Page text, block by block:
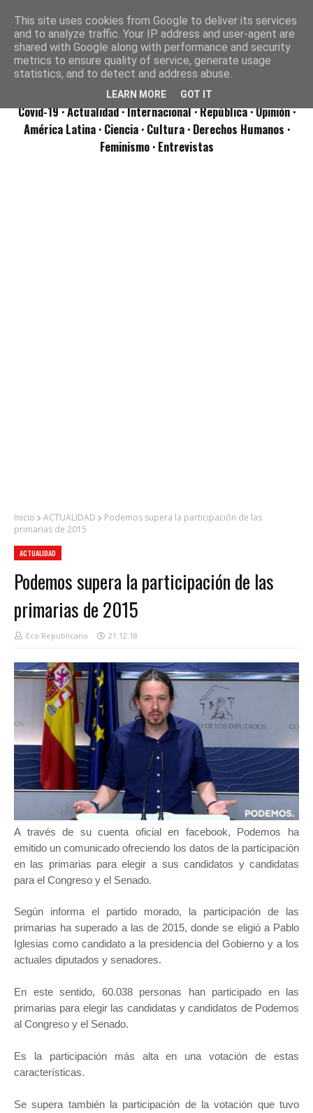
Covid-19· Actualidad· Internacional· República· Opinión·
América Latina · Ciencia · Cultura · Derechos Humanos ·
Feminismo · Entrevistas
Inicio ACTUALIDAD
Podemos supera la participación de las
primarias de 2015
ACTUALIDAD
Podemos supera la participación de las
primarias de 2015
Eco Republicano 21.12.18
A través de su cuenta oficial en facebook, Podemos ha
emitido un comunicado ofreciendo los datos de la participación
en las primarias para elegir a sus candidatos y candidatas
para el Congreso y el Senado.
Según informa el partido morado, la participación de las
primarias ha superado a las de 2015, donde se eligió a Pablo
Iglesias como candidato a la presidencia del Gobierno y a los
actuales diputados y senadores.
En este sentido, 60.038 personas han participado en las
primarias para elegir las candidatas y candidatos de Podemos
al Congreso y el Senado.
Es la participación más alta en una votación de estas
características.
Se supera también la participación de la votación que tuvo
This site uses cookies from Google to deliver its services
and to analyze traffic. Your IP address and user-agent are
shared with Google along with performance and security
metrics to ensure quality of service, generate usage
statistics, and to detect and address abuse.
LEARN MORE GOT IT